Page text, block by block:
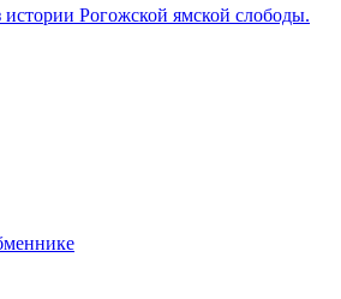
Рогожской ямской слободы.